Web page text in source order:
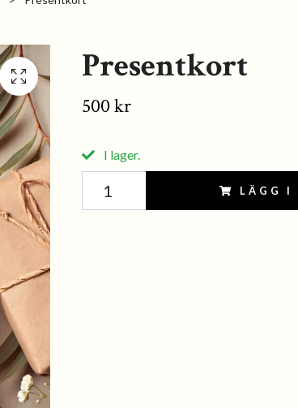
Presentkort
500 kr
I lager.
LÄGG I